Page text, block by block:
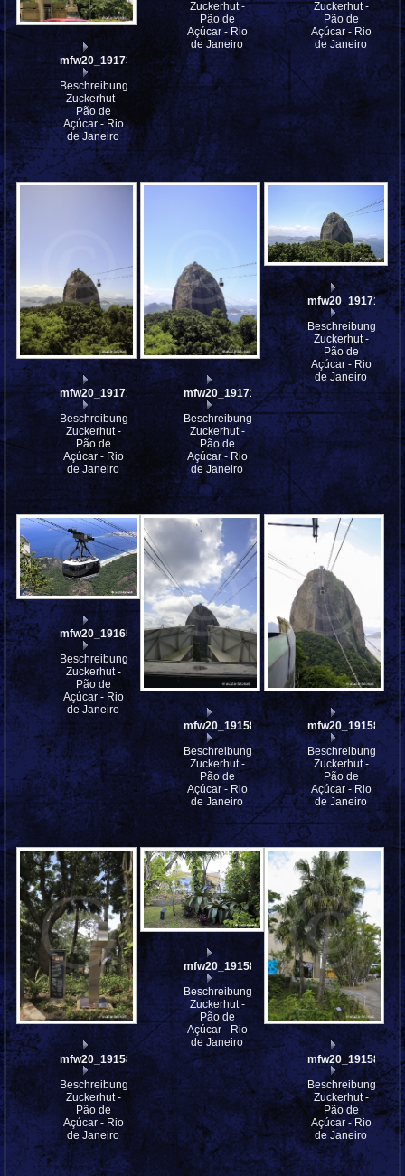
mfw20_191735
Beschreibung:
Zuckerhut -
Pão de
Açúcar - Rio
de Janeiro
Zuckerhut -
Pão de
Açúcar - Rio
de Janeiro
Zuckerhut -
Pão de
Açúcar - Rio
de Janeiro
mfw20_191717
Beschreibung:
Zuckerhut -
Pão de
Açúcar - Rio
de Janeiro
mfw20_191716
Beschreibung:
Zuckerhut -
Pão de
Açúcar - Rio
de Janeiro
mfw20_191713
Beschreibung:
Zuckerhut -
Pão de
Açúcar - Rio
de Janeiro
mfw20_191650
Beschreibung:
Zuckerhut -
Pão de
Açúcar - Rio
de Janeiro
mfw20_191586
Beschreibung:
Zuckerhut -
Pão de
Açúcar - Rio
de Janeiro
mfw20_191585
Beschreibung:
Zuckerhut -
Pão de
Açúcar - Rio
de Janeiro
mfw20_191583
Beschreibung:
Zuckerhut -
Pão de
Açúcar - Rio
de Janeiro
mfw20_191582
Beschreibung:
Zuckerhut -
Pão de
Açúcar - Rio
de Janeiro
mfw20_191581
Beschreibung:
Zuckerhut -
Pão de
Açúcar - Rio
de Janeiro